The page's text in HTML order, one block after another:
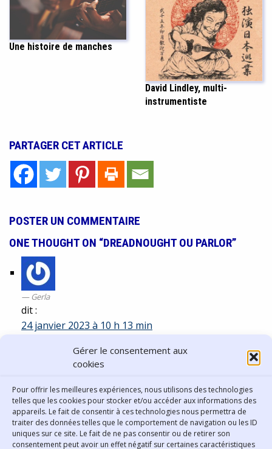
Gérer le consentement aux
cookies
Pour offrir les meilleures expériences, nous utilisons des technologies
telles que les cookies pour stocker et/ou accéder aux informations des
appareils. Le fait de consentir à ces technologies nous permettra de
traiter des données telles que le comportement de navigation ou les ID
uniques sur ce site. Le fait de ne pas consentir ou de retirer son
consentement peut avoir un effet négatif sur certaines caractéristiques
Une histoire de manches
David Lindley, multi-
instrumentiste
PARTAGER CET ARTICLE
POSTER UN COMMENTAIRE
ONE THOUGHT ON “DREADNOUGHT OU PARLOR”
Gerla
dit :
24 janvier 2023 à 10 h 13 min
savais pas sur quelle guitare il jouait.
Comments are closed.